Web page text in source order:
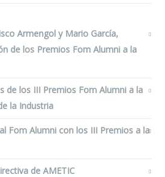
Armengol y Mario García,
de los Premios Fom Alumni a la
de los III Premios Fom Alumni a la
la Industria
Fom Alumni con los III Premios a la
de AMETIC